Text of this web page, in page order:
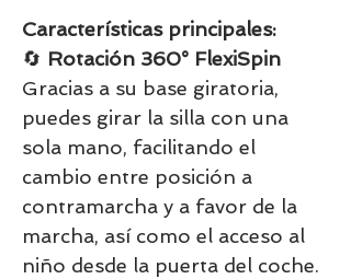
Características principales:
🔄 Rotación 360° FlexiSpin
Gracias a su base giratoria,
puedes girar la silla con una
sola mano, facilitando el
cambio entre posición a
contramarcha y a favor de la
marcha, así como el acceso al
niño desde la puerta del coche.